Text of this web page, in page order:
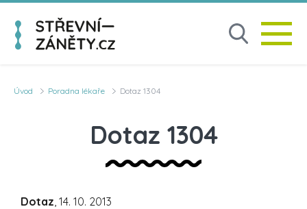
Úvod Poradna lékaře Dotaz 1304
Dotaz 1304
Dotaz, 14. 10. 2013